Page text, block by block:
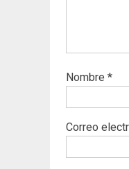
Nombre *
Correo